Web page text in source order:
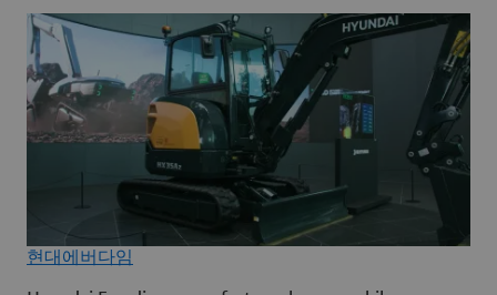
하고자 했다.
현대에버다임